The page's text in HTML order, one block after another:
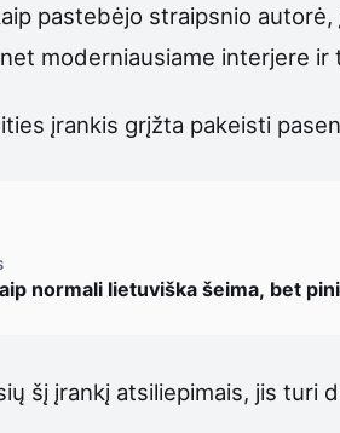
pastebėjo straipsnio
moderniausiame interjere
įrankis grįžta pakeisti
normali lietuviška šeima, bet
šį įrankį atsiliepimais, jis turi